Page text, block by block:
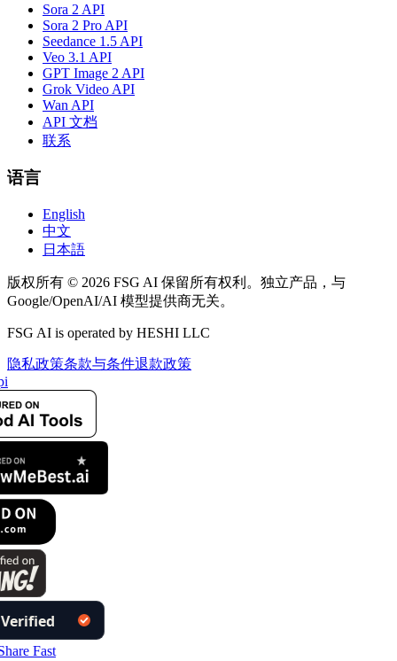
Sora 2 API
Sora 2 Pro API
Seedance 1.5 API
Veo 3.1 API
GPT Image 2 API
Grok Video API
Wan API
API 文档
联系
语言
English
中文
日本語
版权所有 © 2026 FSG AI 保留所有权利。独立产品，与
Google/OpenAI/AI 模型提供商无关。
FSG AI is operated by HESHI LLC
隐私政策条款与条件退款政策